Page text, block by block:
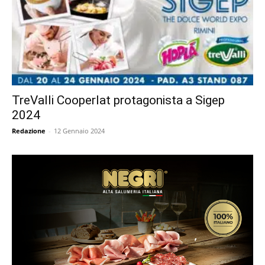
TreValli Cooperlat protagonista a Sigep
2024
Redazione - 12 Gennaio 2024